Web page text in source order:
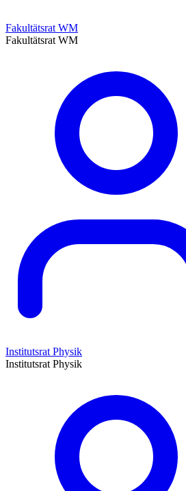
Fakultätsrat WM
Fakultätsrat WM
Institutsrat Physik
Institutsrat Physik